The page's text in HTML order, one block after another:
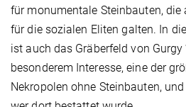
für monumentale Steinbauten,
für die sozialen Eliten galten. In
ist auch das Gräberfeld von Gurgy
besonderem Interesse, eine der
Nekropolen ohne Steinbauten,